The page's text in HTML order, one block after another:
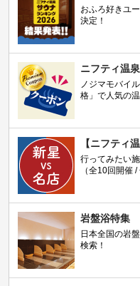
おふろ好きユ
決定！
ニフティ温
ノジマモバイ
格」で人気の
【ニフティ
行ってみたい
（全10回開催
岩盤浴特集
日本全国の岩
検索！